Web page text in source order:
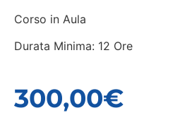
Corso in Aula
Durata Minima: 12 Ore
300,00€